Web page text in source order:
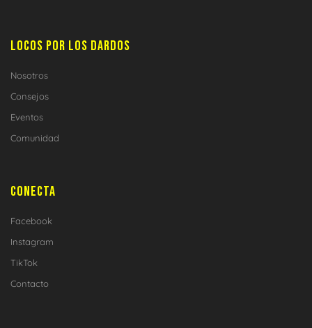
LOCOS POR LOS DARDOS
Nosotros
Consejos
Eventos
Comunidad
CONECTA
Facebook
Instagram
TikTok
Contacto